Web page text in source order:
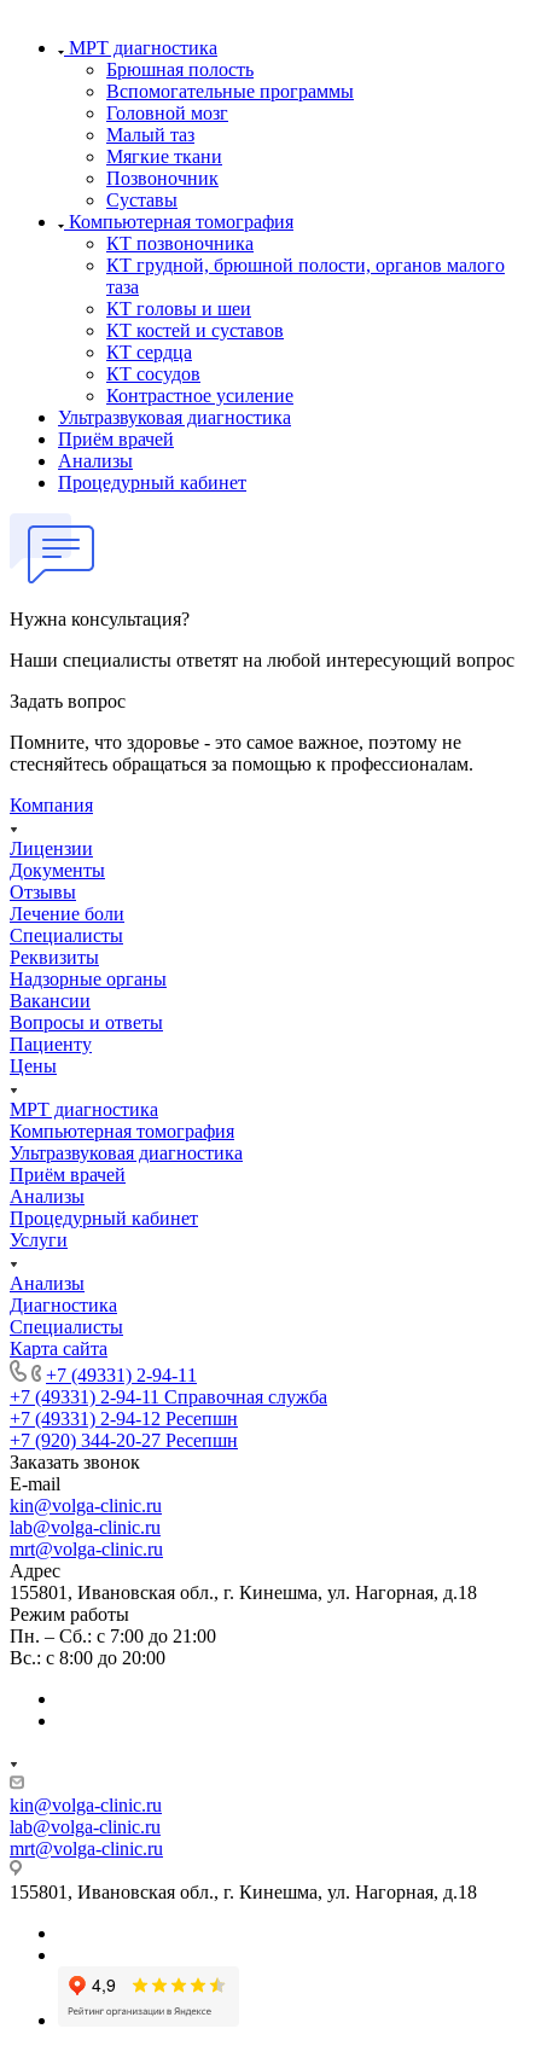
МРТ диагностика
Брюшная полость
Вспомогательные программы
Головной мозг
Малый таз
Мягкие ткани
Позвоночник
Суставы
Компьютерная томография
КТ позвоночника
КТ грудной, брюшной полости, органов малого
таза
КТ головы и шеи
КТ костей и суставов
КТ сердца
КТ сосудов
Контрастное усиление
Ультразвуковая диагностика
Приём врачей
Анализы
Процедурный кабинет
Нужна консультация?
Наши специалисты ответят на любой интересующий вопрос
Задать вопрос
Помните, что здоровье - это самое важное, поэтому не
стесняйтесь обращаться за помощью к профессионалам.
Компания
Лицензии
Документы
Отзывы
Лечение боли
Специалисты
Реквизиты
Надзорные органы
Вакансии
Вопросы и ответы
Пациенту
Цены
МРТ диагностика
Компьютерная томография
Ультразвуковая диагностика
Приём врачей
Анализы
Процедурный кабинет
Услуги
Анализы
Диагностика
Специалисты
Карта сайта
+7 (49331) 2-94-11
+7 (49331) 2-94-11 Справочная служба
+7 (49331) 2-94-12 Ресепшн
+7 (920) 344-20-27 Ресепшн
Заказать звонок
E-mail
kin@volga-clinic.ru
lab@volga-clinic.ru
mrt@volga-clinic.ru
Адрес
155801, Ивановская обл., г. Кинешма, ул. Нагорная, д.18
Режим работы
Пн. – Сб.: с 7:00 до 21:00
Вс.: с 8:00 до 20:00
kin@volga-clinic.ru
lab@volga-clinic.ru
mrt@volga-clinic.ru
155801, Ивановская обл., г. Кинешма, ул. Нагорная, д.18